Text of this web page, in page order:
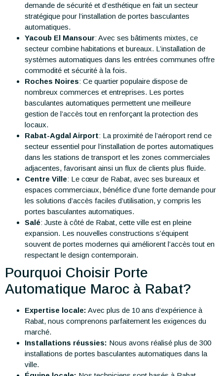
demande de sécurité et d’esthétique en fait un secteur
stratégique pour l’installation de portes basculantes
automatiques.
Yacoub El Mansour: Avec ses bâtiments mixtes, ce
secteur combine habitations et bureaux. L’installation de
systèmes automatiques dans les entrées communes offre
commodité et sécurité à la fois.
Roches Noires: Ce quartier populaire dispose de
nombreux commerces et entreprises. Les portes
basculantes automatiques permettent une meilleure
gestion de l’accès tout en renforçant la protection des
locaux.
Rabat-Agdal Airport: La proximité de l’aéroport rend ce
secteur essentiel pour l’installation de portes automatiques
dans les stations de transport et les zones commerciales
adjacentes, favorisant ainsi un flux de clients plus fluide.
Centre Ville: Le cœur de Rabat, avec ses bureaux et
espaces commerciaux, bénéfice d’une forte demande pour
les solutions d’accès faciles d’utilisation, y compris les
portes basculantes automatiques.
Salé: Juste à côté de Rabat, cette ville est en pleine
expansion. Les nouvelles constructions s’équipent
souvent de portes modernes qui améliorent l’accès tout en
respectant le design contemporain.
Pourquoi Choisir Porte
Automatique Maroc à Rabat?
Expertise locale: Avec plus de 10 ans d’expérience à
Rabat, nous comprenons parfaitement les exigences du
marché.
Installations réussies: Nous avons réalisé plus de 300
installations de portes basculantes automatiques dans la
ville.